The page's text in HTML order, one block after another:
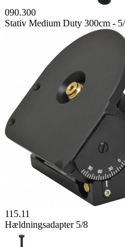
090.300
Stativ Medium Duty 300cm -
115.11
Hældningsadapter 5/8